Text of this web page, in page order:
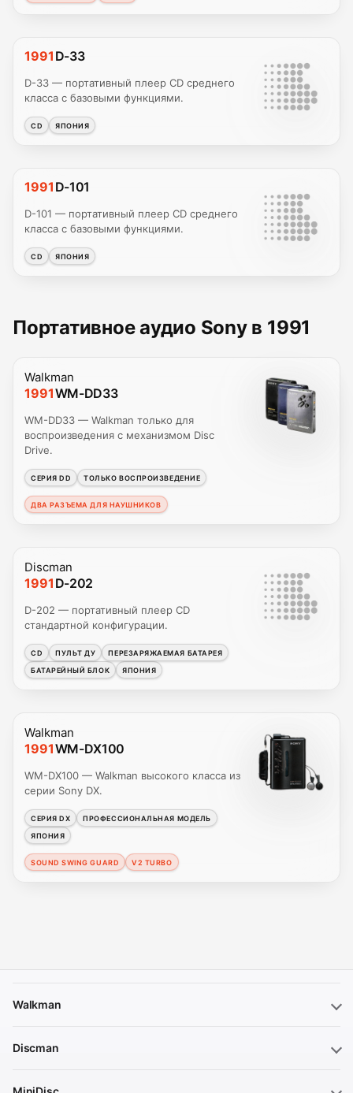
1991 D-33
D-33 — портативный плеер CD среднего
класса с базовыми функциями.
CD ЯПОНИЯ
1991 D-101
D-101 — портативный плеер CD среднего
класса с базовыми функциями.
CD ЯПОНИЯ
Портативное аудио Sony в 1991
Walkman
1991WM-DD33
WM-DD33 — Walkman только для
воспроизведения с механизмом Disc
Drive.
СЕРИЯ DD ТОЛЬКО ВОСПРОИЗВЕДЕНИЕ
ДВА РАЗЪЕМА ДЛЯ НАУШНИКОВ
Discman
1991 D-202
D-202 — портативный плеер CD
стандартной конфигурации.
CD ПУЛЬТ ДУ
ПЕРЕЗАРЯЖАЕМАЯ БАТАРЕЯ
БАТАРЕЙНЫЙ БЛОК
ЯПОНИЯ
Walkman
1991WM-DX100
WM-DX100 — Walkman высокого класса из
серии Sony DX.
СЕРИЯ DX
ПРОФЕССИОНАЛЬНАЯ МОДЕЛЬ
ЯПОНИЯ
SOUND SWING GUARD V2 TURBO
Walkman
Discman